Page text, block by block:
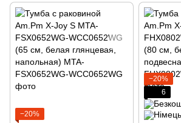
−20%
−20%
6